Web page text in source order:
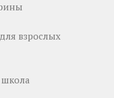
взрослых
школа